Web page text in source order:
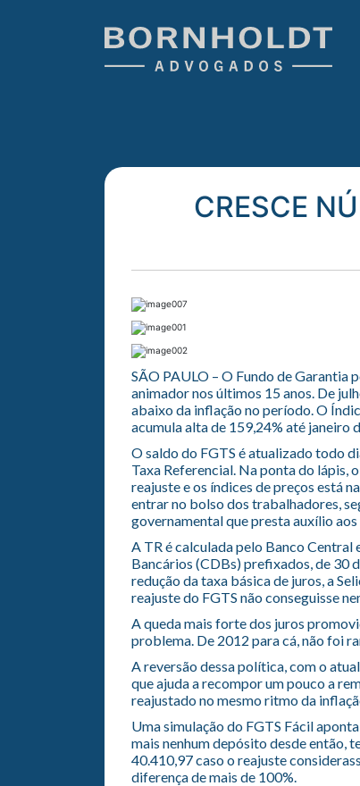
CRESCE
SÃO PAULO – O Fundo de Garantia
animador nos últimos 15 anos. De
abaixo da inflação no período. O
acumula alta de 159,24% até janeiro
O saldo do FGTS é atualizado todo
Taxa Referencial. Na ponta do lápis,
reajuste e os índices de preços está
entrar no bolso dos trabalhadores,
governamental que presta auxílio
A TR é calculada pelo Banco
Bancários (CDBs) prefixados, de 30
redução da taxa básica de juros, a
reajuste do FGTS não conseguisse
A queda mais forte dos juros
problema. De 2012 para cá, não foi
A reversão dessa política, com o
que ajuda a recompor um pouco a
reajustado no mesmo ritmo da
Uma simulação do FGTS Fácil
mais nenhum depósito desde então,
40.410,97 caso o reajuste
diferença de mais de 100%.